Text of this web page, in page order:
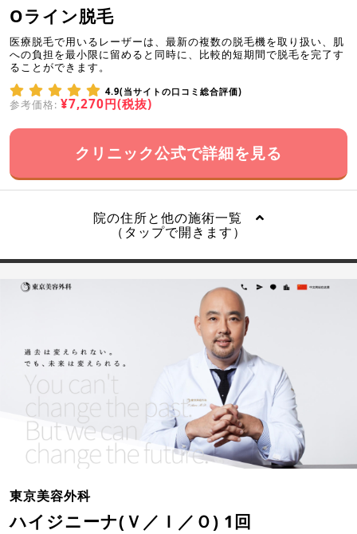
Oライン脱毛
医療脱毛で用いるレーザーは、最新の複数の脱毛機を取り扱い、肌
への負担を最小限に留めると同時に、比較的短期間で脱毛を完了す
ることができます。
4.9(当サイトの口コミ総合評価)
参考価格: ¥7,270円(税抜)
クリニック公式で詳細を見る
院の住所と他の施術一覧
（タップで開きます）
東京美容外科
ハイジニーナ(Ｖ／Ｉ／Ｏ) 1回